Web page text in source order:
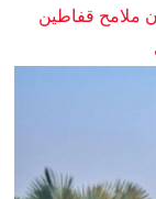
ملامح قفاطين